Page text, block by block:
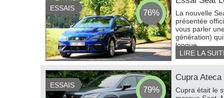
La nouvelle
présentée
vous parler
génération)
longue...
LIRE LA
ESSAIS 76%
Cupra Ateca
Cupra était le
ESSAIS 79%